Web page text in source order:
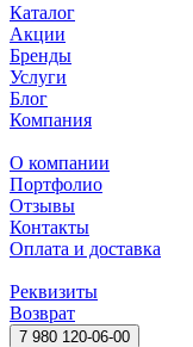
Каталог
Акции
Бренды
Услуги
Блог
Компания
О компании
Портфолио
Отзывы
Контакты
Оплата и доставка
Реквизиты
Возврат
7 980 120-06-00